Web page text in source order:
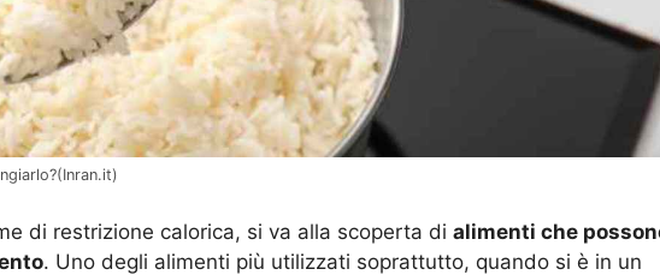
di restrizione calorica, si va alla scoperta di alimenti che
. Uno degli alimenti più utilizzati soprattutto, quando si è in un